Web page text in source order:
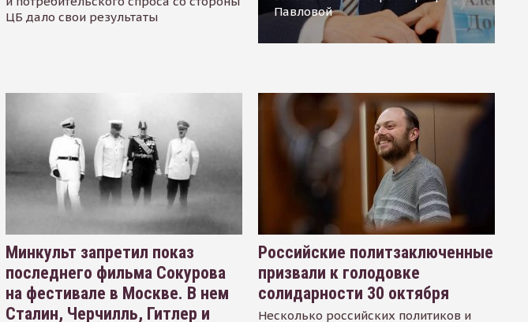
ЦБ дало свои результаты
Павловой
Минкульт запретил показ
последнего фильма Сокурова
на фестивале в Москве. В нем
Сталин, Черчилль, Гитлер и
Российские политзаключенные
призвали к голодовке
солидарности 30 октября
Несколько российских политиков и